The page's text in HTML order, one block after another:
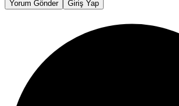
Yorum Gönder Giriş Yap